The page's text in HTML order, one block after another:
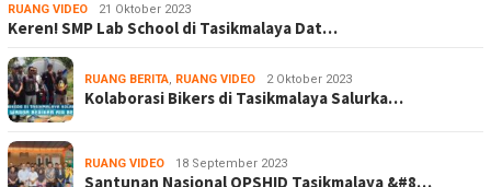
RUANG VIDEO 21 Oktober 2023
Keren! SMP Lab School di Tasikmalaya Dat…
RUANG BERITA, RUANG VIDEO 2 Oktober 2023
Kolaborasi Bikers di Tasikmalaya Salurka…
RUANG VIDEO 18 September 2023
Santunan Nasional OPSHID Tasikmalaya &#8…